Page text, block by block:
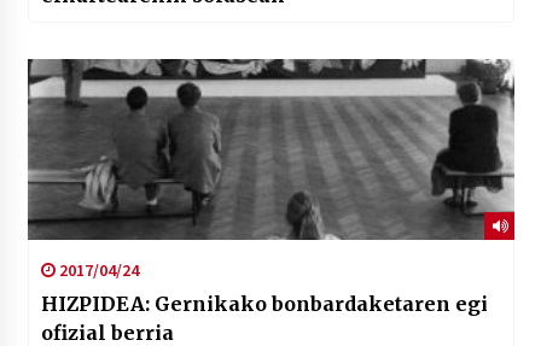
2017/04/24
HIZPIDEA: Gernikako bonbardaketaren egi
ofizial berria